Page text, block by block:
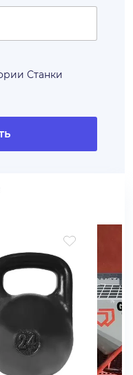
Станки